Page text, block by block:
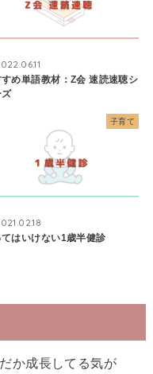
すめ単語教材：Z会 速読速聴シ
ズ
子育て
はいけない1歳半健診
か成長してる気が